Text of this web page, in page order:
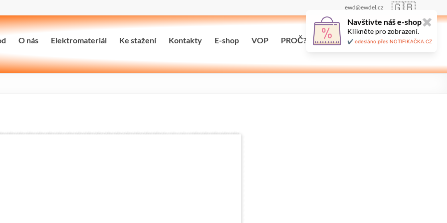
ewd@ewdel.cz 🇬🇧
O nás Elektromateriál Ke stažení Kontakty E-shop VOP PROČ? Maloobchodní prodej
Navštivte náš e-shop✖
Klikněte pro zobrazení.
✔️ odesláno přes NOTIFIKAČKA.CZ